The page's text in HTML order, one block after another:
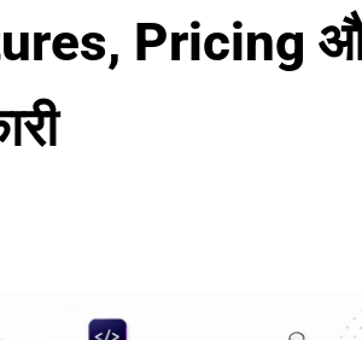
Pricing